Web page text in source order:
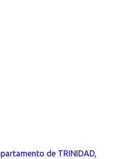
de TRINIDAD,